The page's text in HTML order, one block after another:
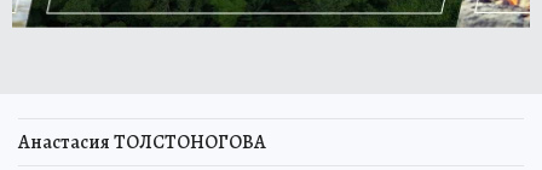
Анастасия ТОЛСТОНОГОВА